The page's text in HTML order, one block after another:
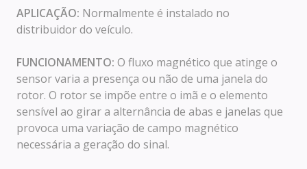
APLICAÇÃO: Normalmente é instalado no
distribuidor do veículo.
FUNCIONAMENTO: O fluxo magnético que atinge o
sensor varia a presença ou não de uma janela do
rotor. O rotor se impõe entre o imã e o elemento
sensível ao girar a alternância de abas e janelas que
provoca uma variação de campo magnético
necessária a geração do sinal.